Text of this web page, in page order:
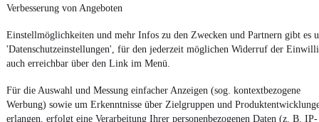
Verbesserung von Angeboten
Einstellmöglichkeiten und mehr Infos zu den Zwecken und Partnern gibt es
'Datenschutzeinstellungen', für den jederzeit möglichen Widerruf der
auch erreichbar über den Link im Menü.
Für die Auswahl und Messung einfacher Anzeigen (sog. kontextbezogene
Werbung) sowie um Erkenntnisse über Zielgruppen und
erlangen, erfolgt eine Verarbeitung Ihrer personenbezogenen Daten (z. B. IP-